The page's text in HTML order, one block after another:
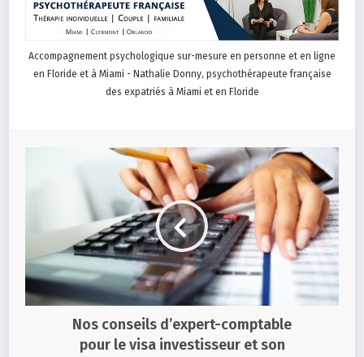
Accompagnement psychologique sur-mesure en personne et en ligne
en Floride et à Miami - Nathalie Donny, psychothérapeute française
des expatriés à Miami et en Floride
Nos conseils d’expert-comptable
pour le visa investisseur et son